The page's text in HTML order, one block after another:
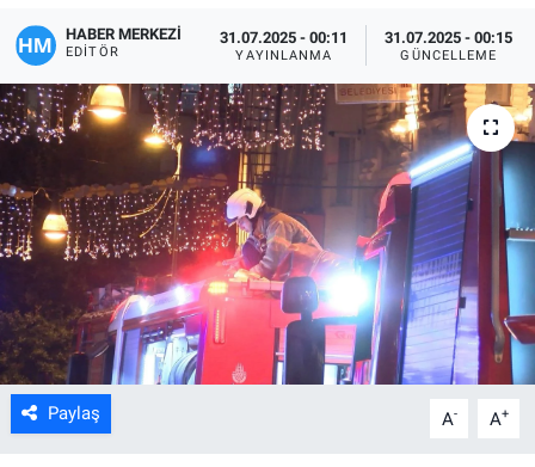
HABER MERKEZİ
EDITÖR
31.07.2025 - 00:11
YAYINLANMA
31.07.2025 - 00:15
GÜNCELLEME
Paylaş A- A+
Yaşam
Kültür Sanat
Bilim ve Teknoloji
Genel